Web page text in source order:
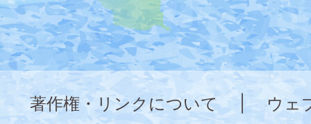
地
図。
神
奈
川
著作権・リンクについて
ウェ